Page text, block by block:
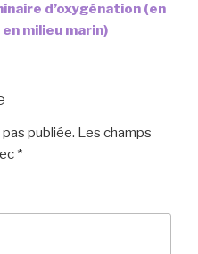
d’oxygénation (en
milieu marin)
publiée. Les champs
*